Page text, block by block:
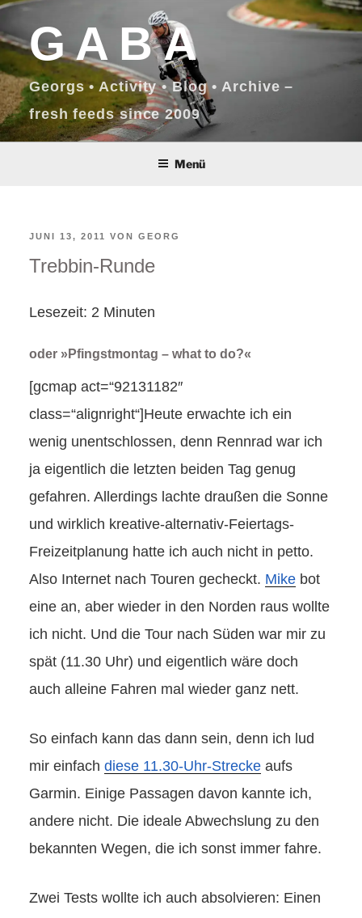
Zum
Inhalt
springenGABA
Georgs • Activity • Blog • Archive –
fresh feeds since 2009
Menü
VERÖFFENTLICHT
AM
JUNI 13, 2011 VON GEORG
Trebbin-Runde
Lesezeit: 2 Minuten
oder »Pfingstmontag – what to do?«
[gcmap act=“92131182″
class=“alignright“]Heute erwachte ich ein
wenig unentschlossen, denn Rennrad war ich
ja eigentlich die letzten beiden Tag genug
gefahren. Allerdings lachte draußen die Sonne
und wirklich kreative-alternativ-Feiertags-
Freizeitplanung hatte ich auch nicht in petto.
Also Internet nach Touren gecheckt. Mike bot
eine an, aber wieder in den Norden raus wollte
ich nicht. Und die Tour nach Süden war mir zu
spät (11.30 Uhr) und eigentlich wäre doch
auch alleine Fahren mal wieder ganz nett.
So einfach kann das dann sein, denn ich lud
mir einfach diese 11.30-Uhr-Strecke aufs
Garmin. Einige Passagen davon kannte ich,
andere nicht. Die ideale Abwechslung zu den
bekannten Wegen, die ich sonst immer fahre.
Zwei Tests wollte ich auch absolvieren: Einen